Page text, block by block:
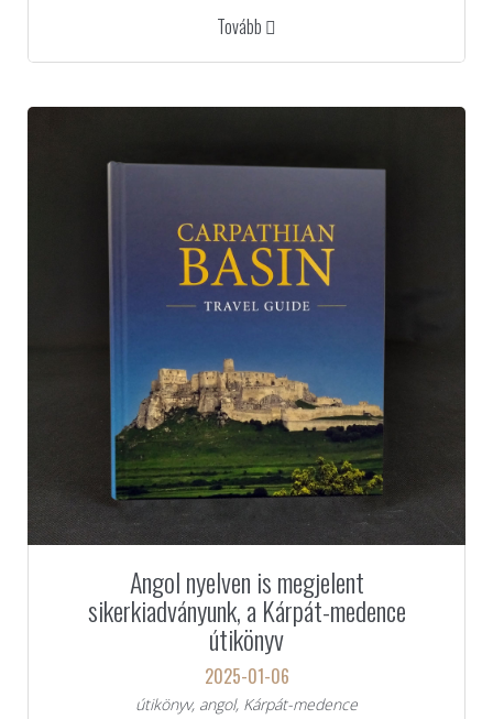
Tovább
Angol nyelven is megjelent
sikerkiadványunk, a Kárpát-medence
útikönyv
2025-01-06
útikönyv, angol, Kárpát-medence